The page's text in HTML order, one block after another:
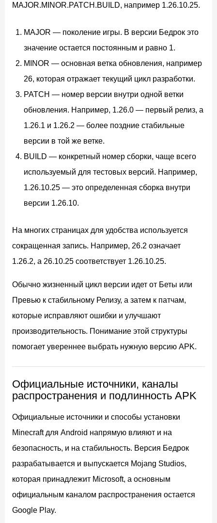
MAJOR.MINOR.PATCH.BUILD, например 1.26.10.25.
MAJOR — поколение игры. В версии Бедрок это
значение остается постоянным и равно 1.
MINOR — основная ветка обновления, например
26, которая отражает текущий цикл разработки.
PATCH — номер версии внутри одной ветки
обновления. Например, 1.26.0 — первый релиз, а
1.26.1 и 1.26.2 — более поздние стабильные
версии в той же ветке.
BUILD — конкретный номер сборки, чаще всего
используемый для тестовых версий. Например,
1.26.10.25 — это определенная сборка внутри
версии 1.26.10.
На многих страницах для удобства используется
сокращенная запись. Например, 26.2 означает
1.26.2, а 26.10.25 соответствует 1.26.10.25.
Обычно жизненный цикл версии идет от Беты или
Превью к стабильному Релизу, а затем к патчам,
которые исправляют ошибки и улучшают
производительность. Понимание этой структуры
помогает увереннее выбрать нужную версию APK.
Официальные источники, каналы
распространения и подлинность APK
Официальные источники и способы установки
Minecraft для Android напрямую влияют и на
безопасность, и на стабильность. Версия Бедрок
разрабатывается и выпускается Mojang Studios,
которая принадлежит Microsoft, а основным
официальным каналом распространения остается
Google Play.